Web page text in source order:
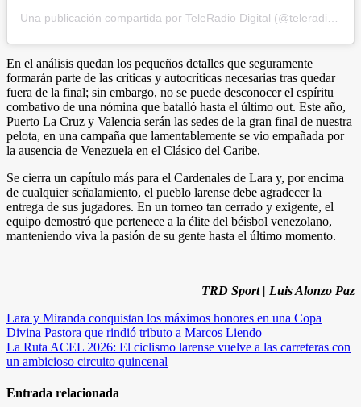
En el análisis quedan los pequeños detalles que seguramente
formarán parte de las críticas y autocríticas necesarias tras quedar
fuera de la final; sin embargo, no se puede desconocer el espíritu
combativo de una nómina que batalló hasta el último out. Este año,
Puerto La Cruz y Valencia serán las sedes de la gran final de nuestra
pelota, en una campaña que lamentablemente se vio empañada por
la ausencia de Venezuela en el Clásico del Caribe.
Se cierra un capítulo más para el Cardenales de Lara y, por encima
de cualquier señalamiento, el pueblo larense debe agradecer la
entrega de sus jugadores. En un torneo tan cerrado y exigente, el
equipo demostró que pertenece a la élite del béisbol venezolano,
manteniendo viva la pasión de su gente hasta el último momento.
TRD Sport | Luis Alonzo Paz
Navegación
de
entradas
Lara y Miranda conquistan los máximos honores en una Copa
Divina Pastora que rindió tributo a Marcos Liendo
La Ruta ACEL 2026: El ciclismo larense vuelve a las carreteras con
un ambicioso circuito quincenal
Entrada relacionada